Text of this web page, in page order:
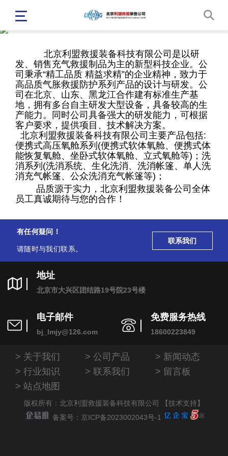
北京利盟救援装备科技有限公司是以研
发、销售充气救援制品为主的新型科技企业。公
司秉承“精工品质 精益求精”的企业精神，致力于
高品质气胀救援防护系列产品的设计与研发。公
司在北京、山东、黑龙江合作建有标准生产基
地，拥有多台自主研发大型设备，具备较高的生
产能力。同时公司具备强大的研发能力，可根据
客户要求，提供项目、技术解决方案。
北京利盟救援装备科技有限公司主要产品包括:
便携式高压氧舱系列(便携式软体氧舱、便携式体
能恢复氧舱、坐卧式软体氧舱、立式氧舱等)；洗
消系列(洗消系统、生化洗消、洗消帐篷、单人洗
消充气帐篷、公众洗消充气帐篷等)；
品质源于实力，北京利盟救援装备公司全体
员工真诚期待与您的合作！
有任何疑问！
请随时与我们联系。
联系我们
地址
北京市大兴区团结路19号院23号楼
电子邮件
bj_lmjy@126.com
免费服务热线
18600223849
关于我们 公司产品
新闻动态
行业知识
联系我们
留言板
站点地图
版权所有：北京利盟救援装备科技有限公司 【技术支持】
备案号：京ICP备2023002043号-1